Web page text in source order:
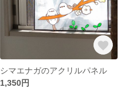
シマエナガのアクリルパネル
1,350円